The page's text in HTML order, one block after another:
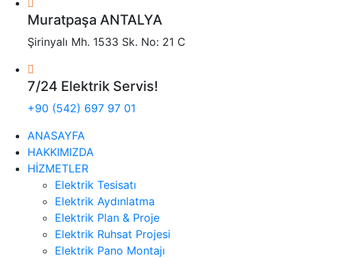
Muratpaşa ANTALYA
Şirinyalı Mh. 1533 Sk. No: 21 C
7/24 Elektrik Servis!
+90 (542) 697 97 01
ANASAYFA
HAKKIMIZDA
HİZMETLER
Elektrik Tesisatı
Elektrik Aydınlatma
Elektrik Plan & Proje
Elektrik Ruhsat Projesi
Elektrik Pano Montajı